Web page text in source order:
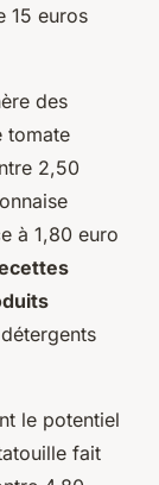
15 euros
des
tomate
2,50
à 1,80 euro
le potentiel
fait